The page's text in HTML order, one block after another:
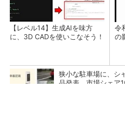
【レベル14】生成AIを味方
に、3D CADを使いこなそう！
令
の
狭小な駐車場に、シ
品発表 市場シェア